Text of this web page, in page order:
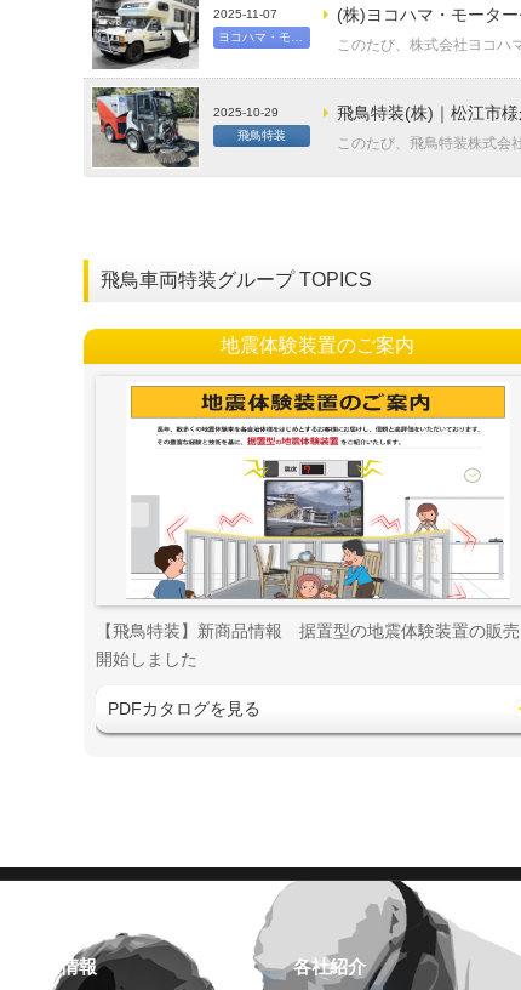
2025-11-07
ヨコハマ・モーターセールス
(株)ヨコハマ・モータ
このたび、株式会社ヨコハ
2025-10-29
飛鳥特装
飛鳥特装(株)｜松江市
このたび、飛鳥特装株式会
飛鳥車両特装グループ TOPICS
地震体験装置のご案内
【飛鳥特装】新商品情報 据置型の地震体験装置の販
開始しました
PDFカタログを見る
企業情報 各社紹介